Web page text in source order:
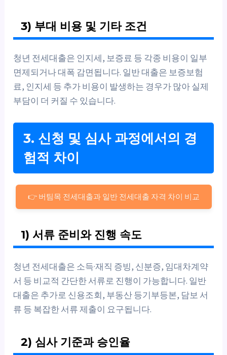
3) 부대 비용 및 기타 조건
청년 전세대출은 인지세, 보증료 등 각종 비용이 일부
면제되거나 대폭 감면됩니다. 일반 대출은 보증보험
료, 인지세 등 추가 비용이 발생하는 경우가 많아 실제
부담이 더 커질 수 있습니다.
3. 신청 및 심사 과정에서의 경
험적 차이
👉 버팀목 전세대출과 일반 전세대출 자격 차이 비교
1) 서류 준비와 진행 속도
청년 전세대출은 소득·재직 증빙, 신분증, 임대차계약
서 등 비교적 간단한 서류로 진행이 가능합니다. 일반
대출은 추가로 신용조회, 부동산 등기부등본, 담보 서
류 등 복잡한 서류 제출이 요구됩니다.
2) 심사 기준과 승인율